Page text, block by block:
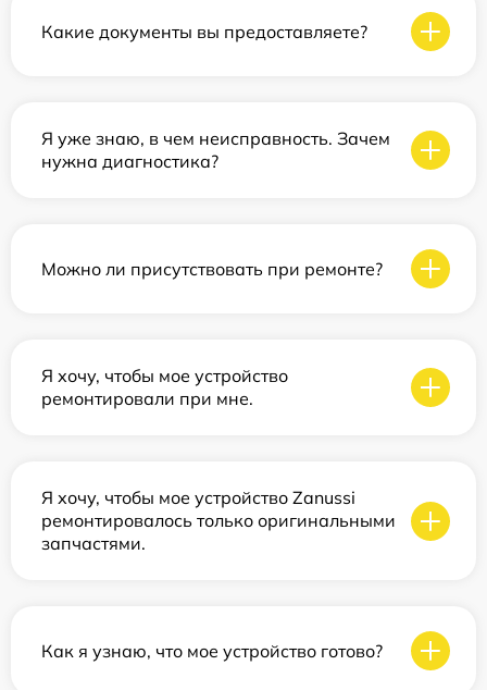
Какие документы вы предоставляете?
Я уже знаю, в чем неисправность. Зачем
нужна диагностика?
Можно ли присутствовать при ремонте?
Я хочу, чтобы мое устройство
ремонтировали при мне.
Я хочу, чтобы мое устройство Zanussi
ремонтировалось только оригинальными
запчастями.
Как я узнаю, что мое устройство готово?